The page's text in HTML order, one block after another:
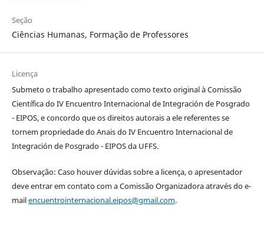
Seção
Ciências Humanas, Formação de Professores
Licença
Submeto o trabalho apresentado como texto original à Comissão
Científica do IV Encuentro Internacional de Integración de Posgrado
- EIPOS, e concordo que os direitos autorais a ele referentes se
tornem propriedade do Anais do IV Encuentro Internacional de
Integración de Posgrado - EIPOS da UFFS.
Observação: Caso houver dúvidas sobre a licença, o apresentador
deve entrar em contato com a Comissão Organizadora através do e-
mailencuentrointernacional.eipos@gmail.com.